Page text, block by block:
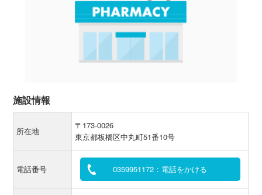
施設情報
所在地
〒173-0026
東京都板橋区中丸町51番10号
電話番号 0359951172：電話をかける